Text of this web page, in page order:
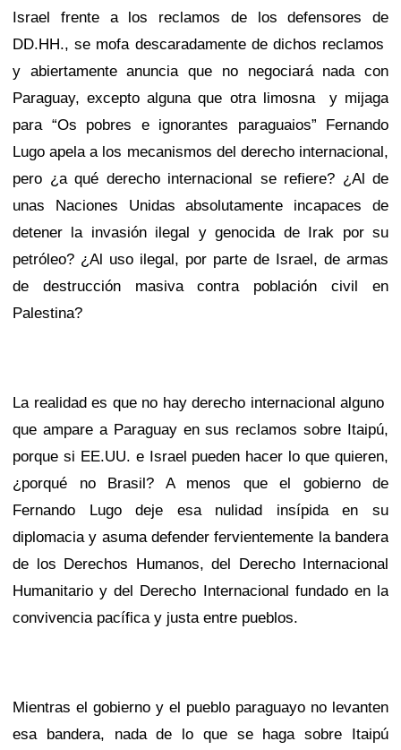
Israel frente a los reclamos de los defensores de
DD.HH., se mofa descaradamente de dichos reclamos
y abiertamente anuncia que no negociará nada con
Paraguay, excepto alguna que otra limosna
y mijaga
para “Os pobres e ignorantes paraguaios” Fernando
Lugo apela a los mecanismos del derecho internacional,
pero ¿a qué derecho internacional se refiere? ¿Al de
unas Naciones Unidas absolutamente incapaces de
detener la invasión ilegal y genocida de Irak por su
petróleo? ¿Al uso ilegal, por parte de Israel, de armas
de destrucción masiva contra población civil en
Palestina?
La realidad es que no hay derecho internacional alguno
que ampare a Paraguay en sus reclamos sobre Itaipú,
porque si EE.UU. e Israel pueden hacer lo que quieren,
¿porqué no Brasil? A menos que el gobierno de
Fernando Lugo deje esa nulidad insípida en su
diplomacia y asuma defender fervientemente la bandera
de los Derechos Humanos, del Derecho Internacional
Humanitario y del Derecho Internacional fundado en la
convivencia pacífica y justa entre pueblos.
Mientras el gobierno y el pueblo paraguayo no levanten
esa bandera, nada de lo que se haga sobre Itaipú